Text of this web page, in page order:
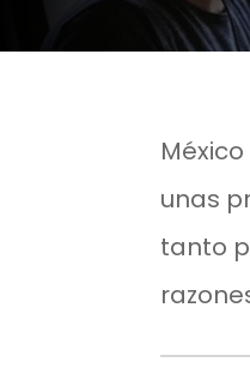
unas
tanto